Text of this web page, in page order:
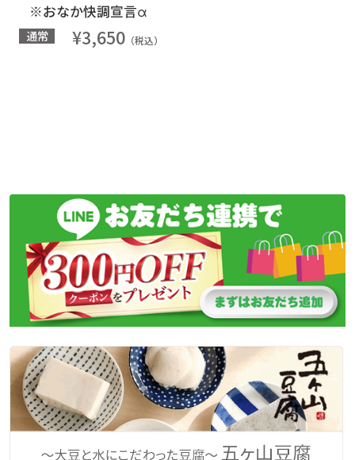
※おなか快調宣言α
通常 ¥3,650 （税込）